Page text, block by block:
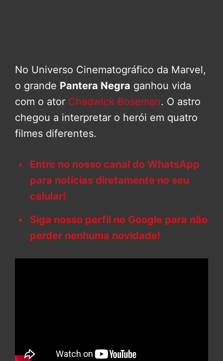
No Universo Cinematográfico da Marvel,
o grande Pantera Negra ganhou vida
com o ator Chadwick Boseman. O astro
chegou a interpretar o herói em quatro
filmes diferentes.
Entre no nosso canal do WhatsApp
para notícias diretamente no seu
celular!
Siga nosso perfil no Google para não
perder nenhuma novidade!